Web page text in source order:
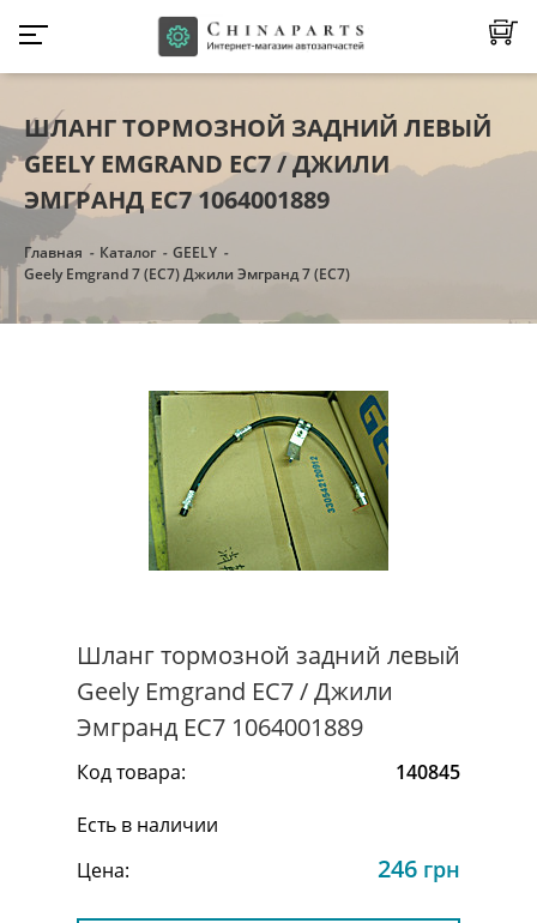
ШЛАНГ ТОРМОЗНОЙ ЗАДНИЙ ЛЕВЫЙ
GEELY EMGRAND EC7 / ДЖИЛИ
ЭМГРАНД ЕС7 1064001889
Главная Каталог
GEELY
Geely Emgrand 7 (EC7) Джили Эмгранд 7 (ЕC7)
Шланг тормозной задний левый
Geely Emgrand EC7 / Джили
Эмгранд ЕС7 1064001889
Код товара:
140845
Есть в наличии
Цена:
246 грн